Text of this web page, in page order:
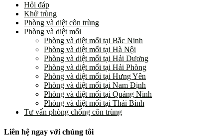
Hỏi đáp
Khử trùng
Phòng và diệt côn trùng
Phòng và diệt mối
Phòng và diệt mối tại Bắc Ninh
Phòng và diệt mối tại Hà Nội
Phòng và diệt mối tại Hải Dương
Phòng và diệt mối tại Hải Phòng
Phòng và diệt mối tại Hưng Yên
Phòng và diệt mối tại Nam Định
Phòng và diệt mối tại Quảng Ninh
Phòng và diệt mối tại Thái Bình
Tư vấn phòng chống côn trùng
Liên hệ ngay với chúng tôi